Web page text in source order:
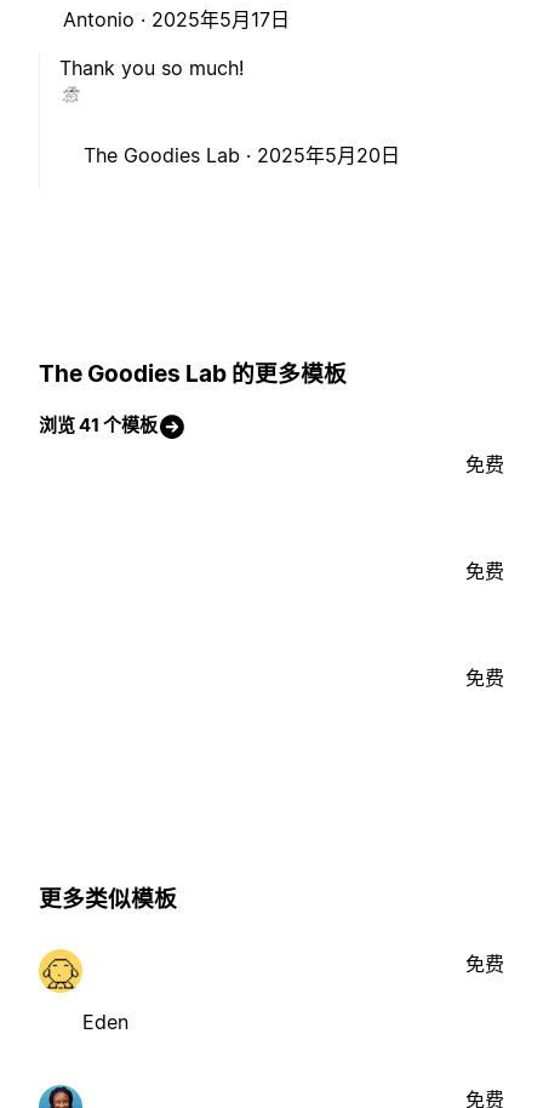
Antonio · 2025年5月17日
Thank you so much!
The Goodies Lab · 2025年5月20日
The Goodies Lab 的更多模板
浏览 41 个模板
免费
免费
免费
更多类似模板
Eden
免费
免费